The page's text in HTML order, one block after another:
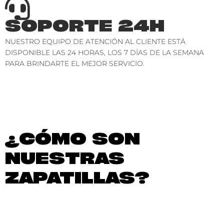
SOPORTE 24H
NUESTRO EQUIPO DE ATENCIÓN AL CLIENTE ESTÁ
DISPONIBLE LAS 24 HORAS, LOS 7 DÍAS DE LA SEMANA
PARA BRINDARTE EL MEJOR SERVICIO.
¿CÓMO SON
NUESTRAS
ZAPATILLAS?